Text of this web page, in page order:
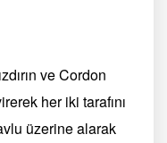
ve Cordon
her iki tarafını
üzerine alarak